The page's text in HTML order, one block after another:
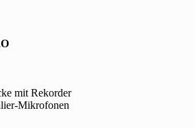
mit Rekorder
Mikrofonen